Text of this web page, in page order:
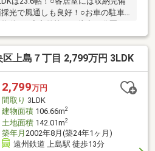
光で風通しも良好！○お車の駐車
件！○小中学校まで徒歩10分圏
周辺環境】・フィール初生店…約
生西店…約418m・サンドラッグ初
松葵…約785m【教育環境】・葵西
約612m・葵ヶ丘こども園…約
フォームをご希望のお客様にはご
談ください♪
上島７丁目 2,799万円 3LDK
2,799万円
間取り 3LDK
建物面積106.66m2
土地面積142.01m2
築年月 2002年8月(築24年1ヶ月)
遠州鉄道 上島駅 徒歩13分